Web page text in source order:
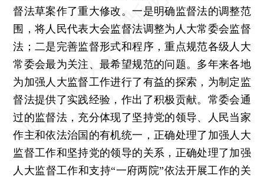
督法草案作了重大修改。一是明确监督法的调整范
围，将人民代表大会监督法调整为人大常委会监督
法；二是完善监督形式和程序，重点规范各级人大
常委会最为关注、最希望规范的问题。多年来各地
为加强人大监督工作进行了有益的探索，为制定监
督法提供了实践经验，作出了积极贡献。常委会通
过的监督法，充分体现了坚持党的领导、人民当家
作主和依法治国的有机统一，正确处理了加强人大
监督工作和坚持党的领导的关系，正确处理了加强
人大监督工作和支持“一府两院”依法开展工作的关